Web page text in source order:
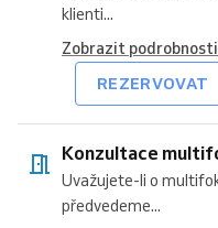
klienti...
Zobrazit podrobnosti
REZERVOVAT
Konzultace
Uvažujete-li o
předvedeme...